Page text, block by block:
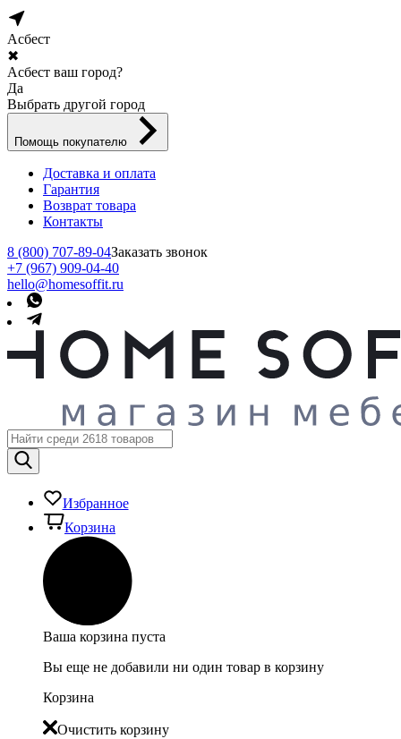
Асбест
✖
Асбест ваш город?
Да
Выбрать другой город
Помощь покупателю
Доставка и оплата
Гарантия
Возврат товара
Контакты
8 (800) 707-89-04Заказать звонок
+7 (967) 909-04-40
hello@homesoffit.ru
Избранное
Корзина
Ваша корзина пуста
Вы еще не добавили ни один товар в корзину
Корзина
Очистить корзину